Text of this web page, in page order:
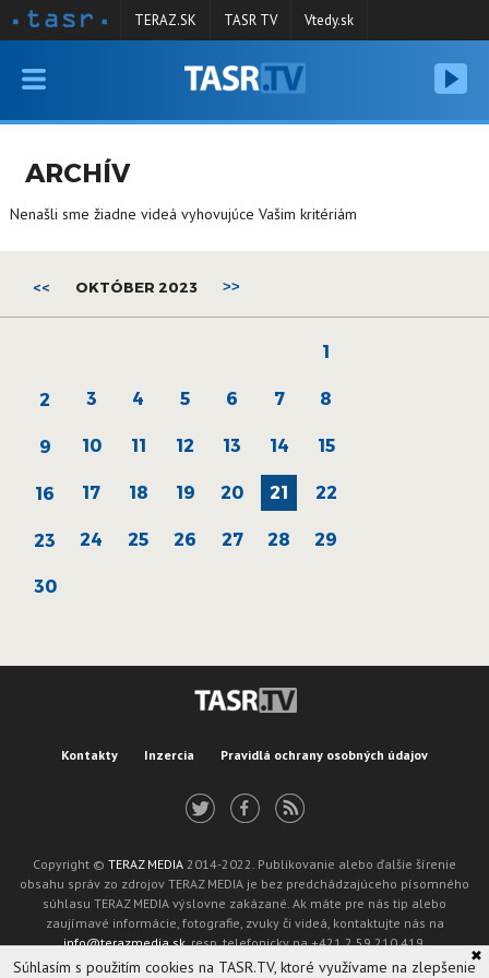
VYSIELANIE
SPRAVODAJSTVO
KONTAKT
TERAZ.SK TASR TV Vtedy.sk
ARCHÍV
Nenašli sme žiadne videá vyhovujúce Vašim kritériám
<< OKTÓBER 2023 >>
1
2 3 4 5 6 7 8
9 10 11 12 13 14 15
16 17 18 19 20 21 22
23 24 25 26 27 28 29
30
Kontakty Inzercia Pravidlá ochrany osobných údajov
Copyright © TERAZ MEDIA 2014-2022. Publikovanie alebo ďalšie šírenie
obsahu správ zo zdrojov TERAZ MEDIA je bez predchádzajúceho písomného
súhlasu TERAZ MEDIA výslovne zakázané. Ak máte pre nás tip alebo
zaujímavé informácie, fotografie, zvuky či videá, kontaktujte nás na
info@terazmedia.sk, resp. telefonicky na +421 2 59 210 419.
Žiadosť o zverejnenie opravy v zmysle zákona o publikáciách je možné zaslať
Súhlasím s použitím cookies na TASR.TV, ktoré využívame na zlepšenie
✖